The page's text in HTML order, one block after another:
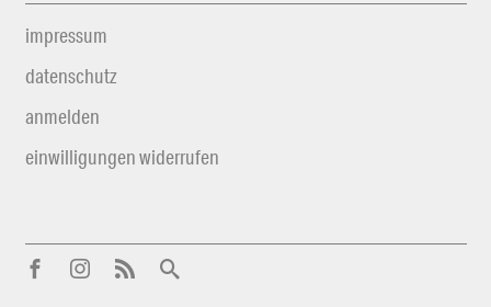
impressum
datenschutz
anmelden
einwilligungen widerrufen